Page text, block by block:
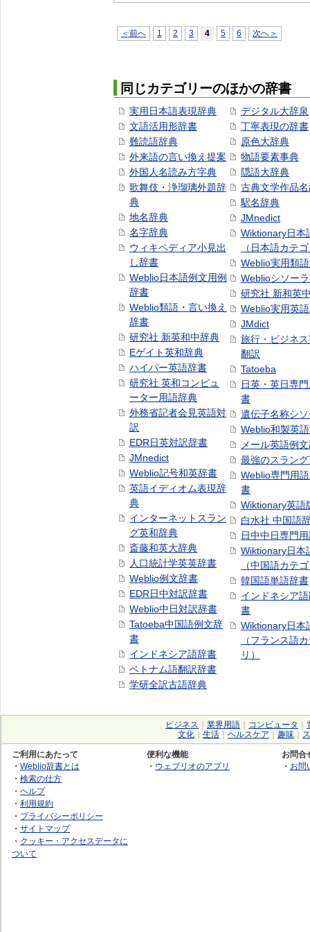
＜前へ 1 2 3 4 5 6 次へ＞
同じカテゴリーのほかの辞書
実用日本語表現辞典
文語活用形辞書
難読語辞典
外来語の言い換え提案
外国人名読み方字典
歌舞伎・浄瑠璃外題辞
典
地名辞典
名字辞典
ウィキペディア小見出
し辞書
Weblio日本語例文用例
辞書
Weblio類語・言い換え
辞書
研究社 新英和中辞典
Eゲイト英和辞典
ハイパー英語辞書
研究社 英和コンピュ
ーター用語辞典
外務省記者会見英語対
訳
EDR日英対訳辞書
JMnedict
Weblio記号和英辞書
英語イディオム表現辞
典
インターネットスラン
グ英和辞典
斎藤和英大辞典
人口統計学英英辞書
Weblio例文辞書
EDR日中対訳辞書
Weblio中日対訳辞書
Tatoeba中国語例文辞
書
インドネシア語辞書
ベトナム語翻訳辞書
学研全訳古語辞典
デジタル大辞泉
丁寧表現の辞書
原色大辞典
物語要素事典
隠語大辞典
古典文学作品
駅名辞典
JMnedict
Wiktionary日本
（日本語カテ
Weblio実用類
Weblioシソー
研究社 新和英
Weblio実用英
JMdict
旅行・ビジネ
翻訳
Tatoeba
日英・英日専
書
遺伝子名称シ
Weblio和製英
メール英語例
最強のスラン
Weblio専門用
書
Wiktionary英語
白水社 中国語
日中中日専門
Wiktionary日本
（中国語カテ
韓国語単語辞書
インドネシア
書
Wiktionary日本
（フランス語
リ）
ビジネス 業界用語 コンピュータ
文化
生活 ヘルスケア 趣味
ご利用にあたって
・ Weblio辞書とは
・ 検索の仕方
・ ヘルプ
・ 利用規約
・ プライバシーポリシー
・ サイトマップ
・ クッキー・アクセスデータに
ついて
便利な機能
・ ウェブリオのアプリ
お問合
・ お問